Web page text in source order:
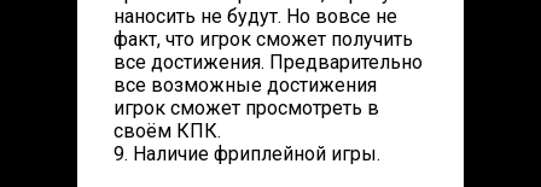
наносить не будут. Но вовсе не
факт, что игрок сможет получить
все достижения. Предварительно
все возможные достижения
игрок сможет просмотреть в
своём КПК.
9. Наличие фриплейной игры.